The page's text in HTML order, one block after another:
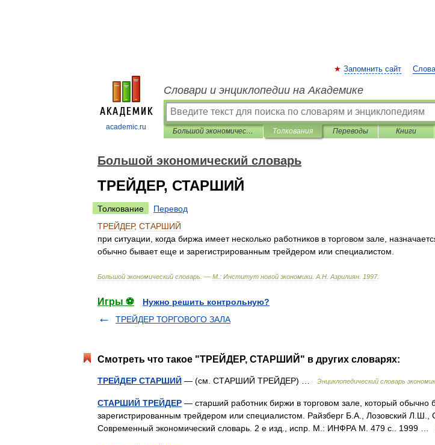
academic.ru
Запомнить сайт
Словари и энциклопедии на Академике
Большой экономический словарь Толкования Переводы Книги
Большой экономический словарь
ТРЕЙДЕР, СТАРШИЙ
Толкование
Перевод
ТРЕЙДЕР, СТАРШИЙ
при ситуации когда биржа имеет несколько работников в торговом зале
обычно бывает еще и зарегистрированным трейдером или специалистом
Большой экономический словарь . — М : Институт новой экономики А Н Азрилиян 1997.
Игры ⚽
Нужно решить контрольную?
ТРЕЙДЕР ТОРГОВОГО ЗАЛА
Смотреть что такое "ТРЕЙДЕР, СТАРШИЙ" в других словарях:
ТРЕЙДЕР СТАРШИЙ — (см. СТАРШИЙ ТРЕЙДЕР) … Энциклопедический словарь
СТАРШИЙ ТРЕЙДЕР — старший работник биржи в торговом зале, который обычно
зарегистрированным трейдером или специалистом. Райзберг Б.А., Лозовский Л.Ш.,
Современный экономический словарь. 2 е изд., испр. М.: ИНФРА М. 479 с.. 1999 …